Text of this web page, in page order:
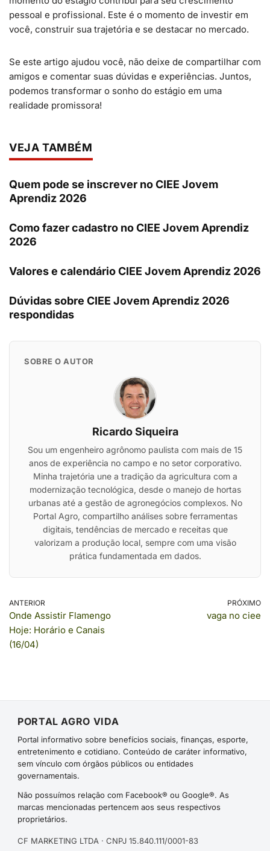
pessoal e profissional. Este é o momento de investir em
você, construir sua trajetória e se destacar no mercado.
Se este artigo ajudou você, não deixe de compartilhar com
amigos e comentar suas dúvidas e experiências. Juntos,
podemos transformar o sonho do estágio em uma
realidade promissora!
VEJA TAMBÉM
Quem pode se inscrever no CIEE Jovem
Aprendiz 2026
Como fazer cadastro no CIEE Jovem Aprendiz
2026
Valores e calendário CIEE Jovem Aprendiz 2026
Dúvidas sobre CIEE Jovem Aprendiz 2026
respondidas
SOBRE O AUTOR
Ricardo Siqueira
Sou um engenheiro agrônomo paulista com mais de 15
anos de experiência no campo e no setor corporativo.
Minha trajetória une a tradição da agricultura com a
modernização tecnológica, desde o manejo de hortas
urbanas até a gestão de agronegócios complexos. No
Portal Agro, compartilho análises sobre ferramentas
digitais, tendências de mercado e receitas que
valorizam a produção local, sempre com uma visão
prática fundamentada em dados.
ANTERIOR
Onde Assistir Flamengo
Hoje: Horário e Canais
(16/04)
PRÓXIMO
vaga no ciee
PORTAL AGRO VIDA
Portal informativo sobre benefícios sociais, finanças, esporte,
entretenimento e cotidiano. Conteúdo de caráter informativo,
sem vínculo com órgãos públicos ou entidades
governamentais.
Não possuímos relação com Facebook® ou Google®. As
marcas mencionadas pertencem aos seus respectivos
proprietários.
CF MARKETING LTDA · CNPJ 15.840.111/0001-83